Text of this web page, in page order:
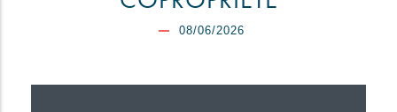
08/06/2026